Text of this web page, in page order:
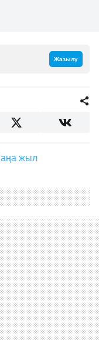
Жазылу
#жаңа жыл